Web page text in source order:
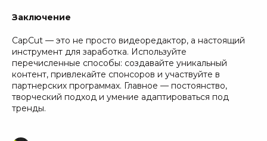
Заключение
CapCut — это не просто видеоредактор, а настоящий
инструмент для заработка. Используйте
перечисленные способы: создавайте уникальный
контент, привлекайте спонсоров и участвуйте в
партнерских программах. Главное — постоянство,
творческий подход и умение адаптироваться под
тренды.